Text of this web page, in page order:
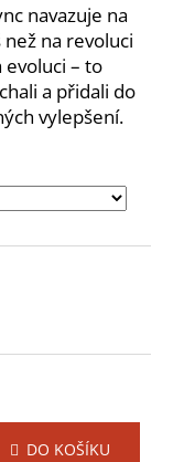
navazuje na
na revoluci
evoluci – to
a přidali do
vylepšení.
DO KOŠÍKU